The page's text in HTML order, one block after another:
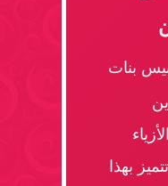
بنات
بهذا